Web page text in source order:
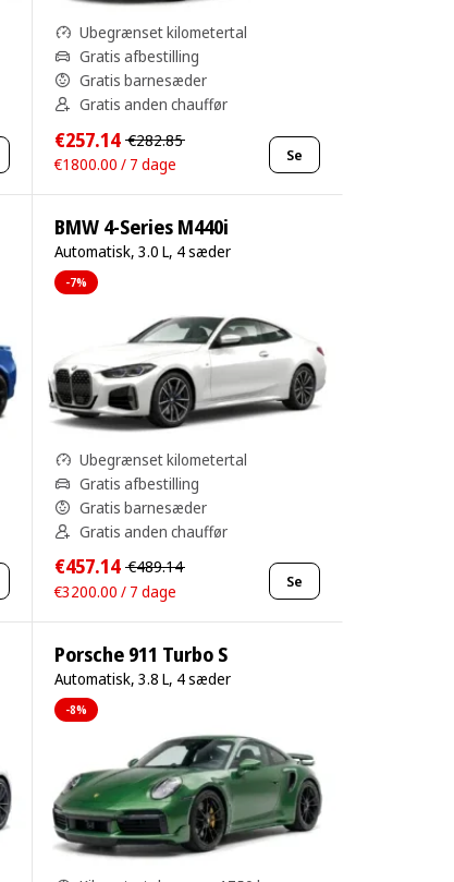
Ubegrænset kilometertal
Gratis afbestilling
Gratis barnesæder
Gratis anden chauffør
€257.14 €282.85
€1800.00 / 7 dage
Se
BMW 4-Series M440i
Automatisk, 3.0 L, 4 sæder
-7%
Ubegrænset kilometertal
Gratis afbestilling
Gratis barnesæder
Gratis anden chauffør
€457.14 €489.14
€3200.00 / 7 dage
Se
Porsche 911 Turbo S
Automatisk, 3.8 L, 4 sæder
-8%